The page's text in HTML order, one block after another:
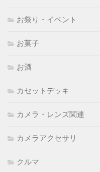
お祭り・イベント
お菓子
お酒
カセットデッキ
カメラ・レンズ関連
カメラアクセサリ
クルマ